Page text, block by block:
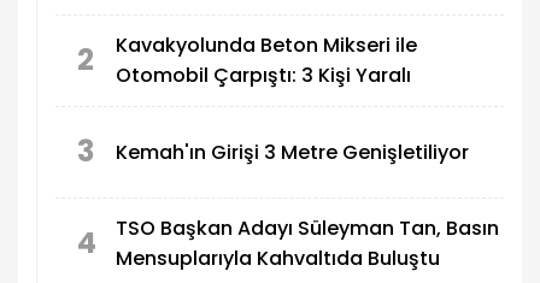
2
Kavakyolunda Beton Mikseri ile
Otomobil Çarpıştı: 3 Kişi Yaralı
3 Kemah'ın Girişi 3 Metre Genişletiliyor
4
TSO Başkan Adayı Süleyman Tan, Basın
Mensuplarıyla Kahvaltıda Buluştu